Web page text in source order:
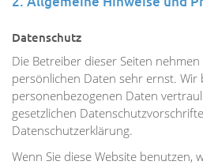
Datenschutz
Die Betreiber dieser Seiten
persönlichen Daten sehr ernst. Wir
personenbezogenen Daten
gesetzlichen
Datenschutzerklärung.
Wenn Sie diese Website benutzen,